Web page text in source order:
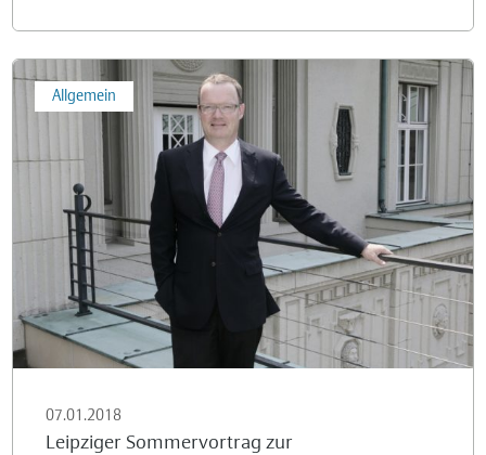
Leipziger
Sommervortrag
Unternehmenssanierung
Allgemein
07.01.2018
Leipziger Sommervortrag zur